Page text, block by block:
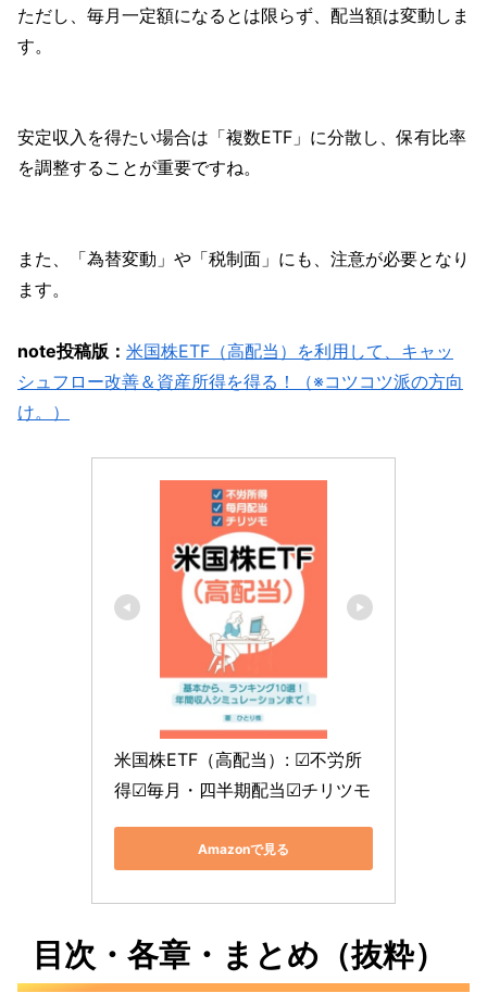
ただし、毎月一定額になるとは限らず、配当額は変動しま
す。
安定収入を得たい場合は「複数ETF」に分散し、保有比率
を調整することが重要ですね。
また、「為替変動」や「税制面」にも、注意が必要となり
ます。
note投稿版： 米国株ETF（高配当）を利用して、キャッ
シュフロー改善＆資産所得を得る！（※コツコツ派の方向
け。）
米国株ETF（高配当）: ☑不労所
得☑毎月・四半期配当☑チリツモ
Amazonで見る
目次・各章・まとめ（抜粋）